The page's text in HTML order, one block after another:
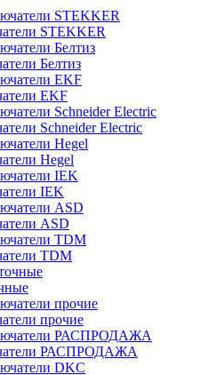
STEKKER
Белтиз
EKF
Schneider Electric
Hegel
IEK
ASD
TDM
прочие
РАСПРОДАЖА